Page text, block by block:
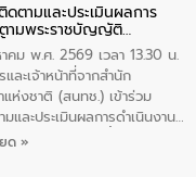
ดตามและประเมินผลการ
ตามพระราชบัญญัติ
พ.ศ. 2561 ประจำ
ณ พ.ศ. 2569
คม พ.ศ. 2569 เวลา 13.30 น.
ละเจ้าหน้าที่จากสำนัก
ห่งชาติ (สนทช.) เข้าร่วม
และประเมินผลการดำเนินงาน
บัญญัติทรัพยากรน้ำ พ.ศ. 2561
ยด »